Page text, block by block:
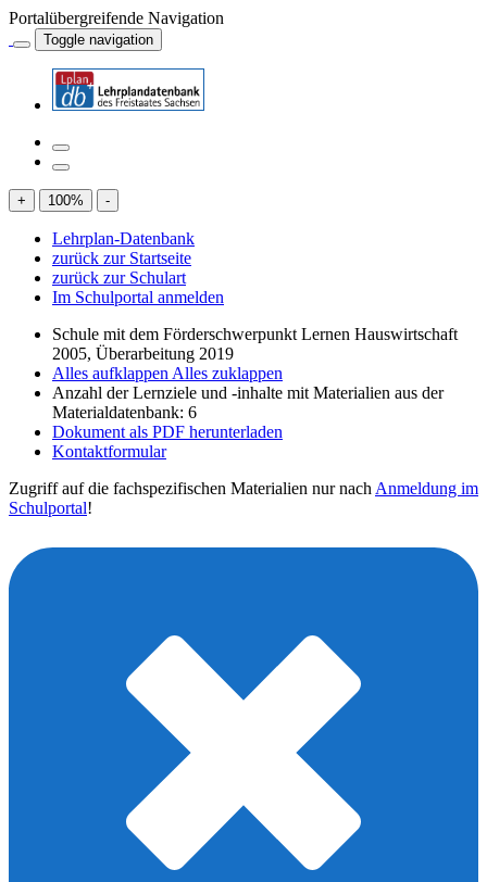
Portalübergreifende Navigation
Toggle navigation
+ 100% -
Lehrplan-Datenbank
zurück zur Startseite
zurück zur Schulart
Im Schulportal anmelden
Schule mit dem Förderschwerpunkt Lernen Hauswirtschaft
2005, Überarbeitung 2019
Alles aufklappen Alles zuklappen
Anzahl der Lernziele und -inhalte mit Materialien aus der
Materialdatenbank: 6
Dokument als PDF herunterladen
Kontaktformular
Zugriff auf die fachspezifischen Materialien nur nach Anmeldung im
Schulportal!